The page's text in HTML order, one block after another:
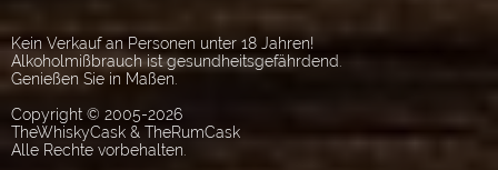
Kein Verkauf an Personen unter 18 Jahren!
Alkoholmißbrauch ist gesundheitsgefährdend.
Genießen Sie in Maßen.
Copyright © 2005-2026
TheWhiskyCask & TheRumCask
Alle Rechte vorbehalten.